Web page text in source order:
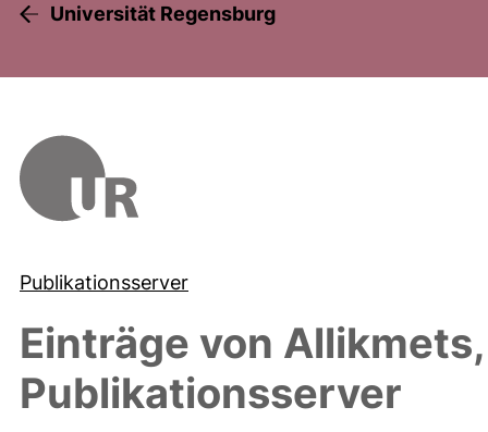
Universität Regensburg
Publikationsserver
Einträge von
Publikationsserver